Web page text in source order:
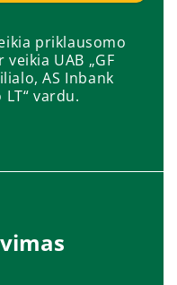
priklausomo
UAB „GF
AS Inbank
vardu.